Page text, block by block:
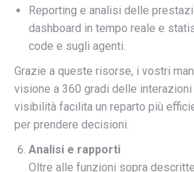
Reporting e analisi delle
dashboard in tempo reale e
code e sugli agenti.
Grazie a queste risorse, i vostri
visione a 360 gradi delle
visibilità facilita un reparto più
per prendere decisioni.
Analisi e rapporti
Oltre alle funzioni sopra